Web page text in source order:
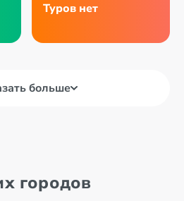
Туров нет
больше
городов